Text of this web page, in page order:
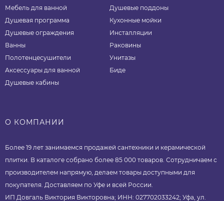
Мебель для ванной
Душевая программа
Душевые ограждения
Ванны
Полотенцесушители
Аксессуары для ванной
Душевые кабины
Душевые поддоны
Кухонные мойки
Инсталляции
Раковины
Унитазы
Биде
О КОМПАНИИ
Более 19 лет занимаемся продажей сантехники и керамической
плитки. В каталоге собрано более 85 000 товаров. Сотрудничаем с
производителем напрямую, делаем товары доступными для
покупателя. Доставляем по Уфе и всей России.
ИП Довгаль Виктория Викторовна; ИНН: 027702033242; Уфа, ул.